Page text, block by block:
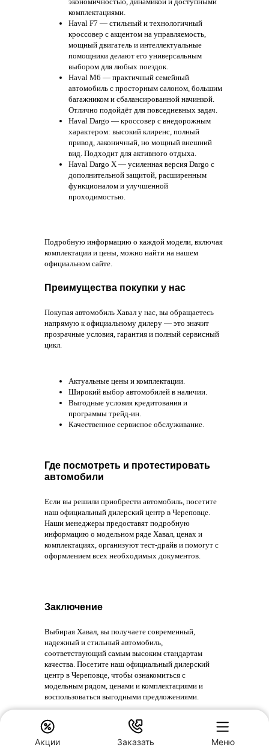
комплектациями.
Haval F7 — стильный и технологичный
кроссовер с акцентом на управляемость,
мощный двигатель и интеллектуальные
помощники делают его универсальным
выбором для любых поездок.
Haval M6 — практичный семейный
автомобиль с просторным салоном, большим
багажником и сбалансированной начинкой.
Отлично подойдёт для повседневных задач.
Haval Dargo — кроссовер с внедорожным
характером: высокий клиренс, полный
привод, лаконичный, но мощный внешний
вид. Подходит для активного отдыха.
Haval Dargo X — усиленная версия Dargo с
дополнительной защитой, расширенным
функционалом и улучшенной
проходимостью.
Подробную информацию о каждой модели, включая
комплектации и цены, можно найти на нашем
официальном сайте. ​
Преимущества покупки у нас
Покупая автомобиль Хавал у нас, вы обращаетесь
напрямую к официальному дилеру — это значит
прозрачные условия, гарантия и полный сервисный
цикл.
Актуальные цены и комплектации.​
Широкий выбор автомобилей в наличии.​
Выгодные условия кредитования и
программы трейд-ин.​
Качественное сервисное обслуживание.​
Где посмотреть и протестировать
автомобили
Если вы решили приобрести автомобиль, посетите
наш официальный дилерский центр в Череповце.
Наши менеджеры предоставят подробную
информацию о модельном ряде Хавал, ценах и
комплектациях, организуют тест-драйв и помогут с
оформлением всех необходимых документов.​
Заключение
Выбирая Хавал, вы получаете современный,
надежный и стильный автомобиль,
соответствующий самым высоким стандартам
качества. Посетите наш официальный дилерский
центр в Череповце, чтобы ознакомиться с
модельным рядом, ценами и комплектациями и
воспользоваться выгодными предложениями.
Частые вопросы клиентов
Акции Заказать Меню